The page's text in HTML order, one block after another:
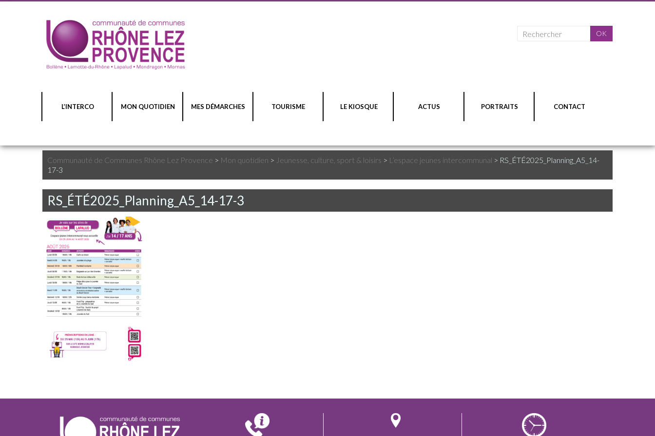
L’INTERCO MON QUOTIDIEN MES DÉMARCHES TOURISME LE KIOSQUE ACTUS PORTRAITS CONTACT
Communauté de Communes Rhône Lez Provence > Mon quotidien > Jeunesse, culture, sport & loisirs > L’espace jeunes intercommunal > RS_ÉTÉ2025_Planning_A5_14-
17-3
RS_ÉTÉ2025_Planning_A5_14-17-3